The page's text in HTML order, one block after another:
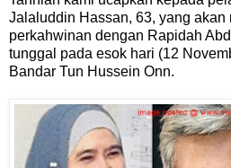
Jalaluddin Hassan, 63, yang akan
perkahwinan dengan Rapidah
tunggal pada esok hari (12
Bandar Tun Hussein Onn.